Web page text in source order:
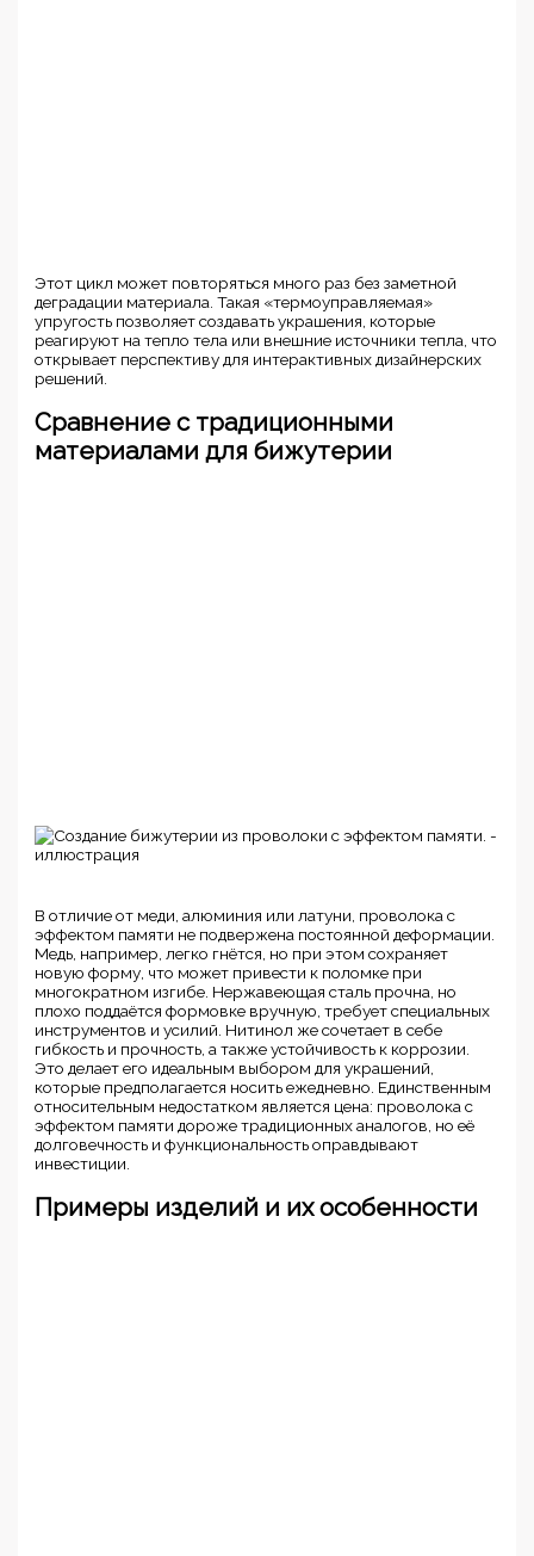
Этот цикл может повторяться много раз без заметной
деградации материала. Такая «термоуправляемая»
упругость позволяет создавать украшения, которые
реагируют на тепло тела или внешние источники тепла, что
открывает перспективу для интерактивных дизайнерских
решений.
Сравнение с традиционными
материалами для бижутерии
В отличие от меди, алюминия или латуни, проволока с
эффектом памяти не подвержена постоянной деформации.
Медь, например, легко гнётся, но при этом сохраняет
новую форму, что может привести к поломке при
многократном изгибе. Нержавеющая сталь прочна, но
плохо поддаётся формовке вручную, требует специальных
инструментов и усилий. Нитинол же сочетает в себе
гибкость и прочность, а также устойчивость к коррозии.
Это делает его идеальным выбором для украшений,
которые предполагается носить ежедневно. Единственным
относительным недостатком является цена: проволока с
эффектом памяти дороже традиционных аналогов, но её
долговечность и функциональность оправдывают
инвестиции.
Примеры изделий и их особенности